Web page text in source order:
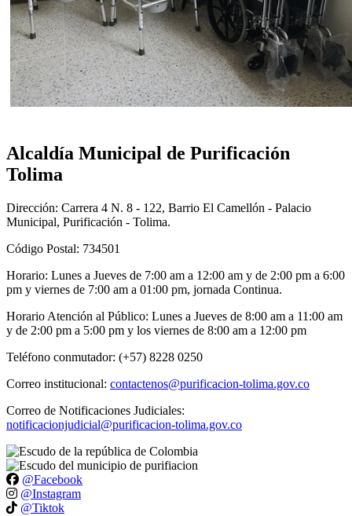
Alcaldía Municipal de Purificación
Tolima
Dirección: Carrera 4 N. 8 - 122, Barrio El Camellón - Palacio
Municipal, Purificación - Tolima.
Código Postal: 734501
Horario: Lunes a Jueves de 7:00 am a 12:00 am y de 2:00 pm a 6:00
pm y viernes de 7:00 am a 01:00 pm, jornada Continua.
Horario Atención al Público: Lunes a Jueves de 8:00 am a 11:00 am
y de 2:00 pm a 5:00 pm y los viernes de 8:00 am a 12:00 pm
Teléfono conmutador: (+57) 8228 0250
Correo institucional: contactenos@purificacion-tolima.gov.co
Correo de Notificaciones Judiciales:
notificacionjudicial@purificacion-tolima.gov.co
@Facebook
@Instagram
@Tiktok